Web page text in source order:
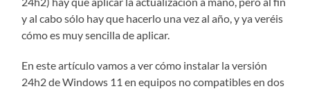
y al cabo sólo hay que hacerlo una vez al año, y ya veréis
cómo es muy sencilla de aplicar.
En este artículo vamos a ver cómo instalar la versión
24h2 de Windows 11 en equipos no compatibles en dos